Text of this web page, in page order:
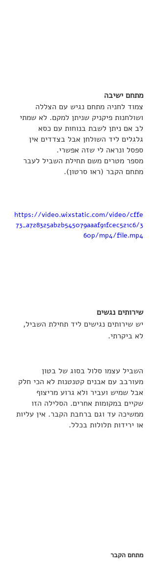
מתחם ישיבה
צמוד לחניה מתחם נגיש עם הצללה
ושולחנות פיקניק שניתן למקם. לא שמתי
לב אם ניתן לשבת בנוחות עם כסא
גלגלים ליד השולחן אבל בצדדים אין
ספסל ונראה לי שזה אפשרי.
מספר מטרים משם תחילת השביל לעבר
מתחם הקבר (ראו סרטון).
https://video.wixstatic.com/video/cffe
73_a728325ab2b545079aaaf91fcec521c6/3
60p/mp4/file.mp4
שירותים נגשים
יש שירותים נגישים ליד תחילת השביל,
לא ביקרתי.
השביל עצמו סלול בסוג של בטון
מעורבב עם אבנים קטנטנות לא הכי חלק
אבל שמיש ועביר ולא גרוע מריצוף
שקיים במקומות אחרים. הסלילה הזו
ממשיכה עד וגם ברחבת הקבר. אין עליות
או ירידות תלולות בכלל.
מתחם הקבר